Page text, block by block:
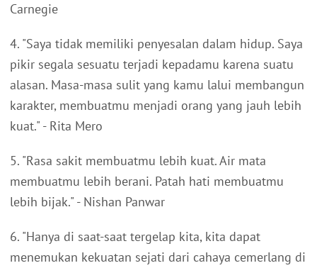
Carnegie
4. "Saya tidak memiliki penyesalan dalam hidup. Saya
pikir segala sesuatu terjadi kepadamu karena suatu
alasan. Masa-masa sulit yang kamu lalui membangun
karakter, membuatmu menjadi orang yang jauh lebih
kuat." - Rita Mero
5. "Rasa sakit membuatmu lebih kuat. Air mata
membuatmu lebih berani. Patah hati membuatmu
lebih bijak." - Nishan Panwar
6. "Hanya di saat-saat tergelap kita, kita dapat
menemukan kekuatan sejati dari cahaya cemerlang di